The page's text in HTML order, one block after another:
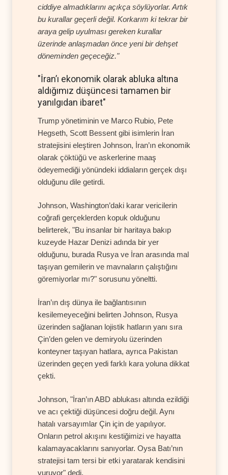
ciddiye almadıklarını açıkça söylüyorlar. Artık
bu kurallar geçerli değil. Korkarım ki tekrar bir
araya gelip uyulması gereken kurallar
üzerinde anlaşmadan önce yeni bir dehşet
döneminden geçeceğiz."
"İran’ı ekonomik olarak abluka altına
aldığımız düşüncesi tamamen bir
yanılgıdan ibaret"
Trump yönetiminin ve Marco Rubio, Pete
Hegseth, Scott Bessent gibi isimlerin İran
stratejisini eleştiren Johnson, İran’ın ekonomik
olarak çöktüğü ve askerlerine maaş
ödeyemediği yönündeki iddiaların gerçek dışı
olduğunu dile getirdi.
Johnson, Washington’daki karar vericilerin
coğrafi gerçeklerden kopuk olduğunu
belirterek, "Bu insanlar bir haritaya bakıp
kuzeyde Hazar Denizi adında bir yer
olduğunu, burada Rusya ve İran arasında mal
taşıyan gemilerin ve mavnaların çalıştığını
göremiyorlar mı?" sorusunu yöneltti.
İran’ın dış dünya ile bağlantısının
kesilemeyeceğini belirten Johnson, Rusya
üzerinden sağlanan lojistik hatların yanı sıra
Çin’den gelen ve demiryolu üzerinden
konteyner taşıyan hatlara, ayrıca Pakistan
üzerinden geçen yedi farklı kara yoluna dikkat
çekti.
Johnson, "İran’ın ABD ablukası altında ezildiği
ve acı çektiği düşüncesi doğru değil. Aynı
hatalı varsayımlar Çin için de yapılıyor.
Onların petrol akışını kestiğimizi ve hayatta
kalamayacaklarını sanıyorlar. Oysa Batı’nın
stratejisi tam tersi bir etki yaratarak kendisini
vuruyor" dedi.